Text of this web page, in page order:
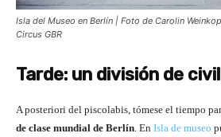
Isla del Museo en Berlín | Foto de Carolin
Circus GBR
Tarde: un división de
A posteriori del piscolabis, tómese el tiempo
de clase mundial de Berlín. En Isla de museo